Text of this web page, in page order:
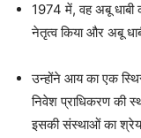
1974 में, वह अबू धाबी
नेतृत्व किया और अबू
उन्होंने आय का एक
निवेश प्राधिकरण की
इसकी संस्थाओं का श्रेय